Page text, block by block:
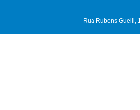
Rua Rubens Guelli,